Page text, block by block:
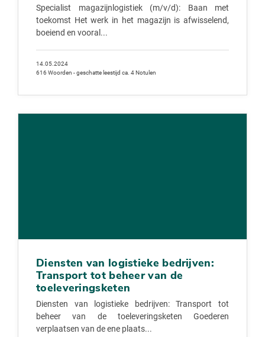
Specialist magazijnlogistiek (m/v/d): Baan met
toekomst Het werk in het magazijn is afwisselend,
boeiend en vooral...
14.05.2024
616 Woorden - geschatte leestijd ca. 4 Notulen
Diensten van logistieke bedrijven:
Transport tot beheer van de
toeleveringsketen
Diensten van logistieke bedrijven: Transport tot
beheer van de toeleveringsketen Goederen
verplaatsen van de ene plaats...